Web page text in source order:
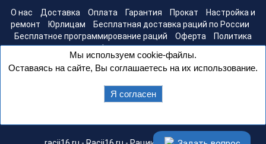
О нас Доставка Оплата Гарантия Прокат
Настройка и
ремонт
Юрлицам
Бесплатная доставка раций по России
Бесплатное программирование раций
Оферта
Политика
конфиденциальности
Мы используем cookie-файлы.
Оставаясь на сайте, Вы соглашаетесь на их использование.
Я согласен